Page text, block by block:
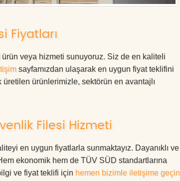
Fiyatları
ürün veya hizmeti sunuyoruz. Siz de en kaliteli
sayfamızdan ulaşarak en uygun fiyat teklifini
ürünlerimizle, sektörün en avantajlı
Filesi Hizmeti
en uygun fiyatlarla sunmaktayız. Dayanıklı ve
ekonomik hem de TÜV SÜD standartlarına
ve fiyat teklifi için hemen bizimle iletişime geçin